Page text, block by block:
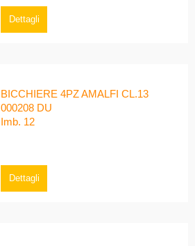
Dettagli
BICCHIERE 4PZ AMALFI CL.13
000208 DU
Imb. 12
Dettagli